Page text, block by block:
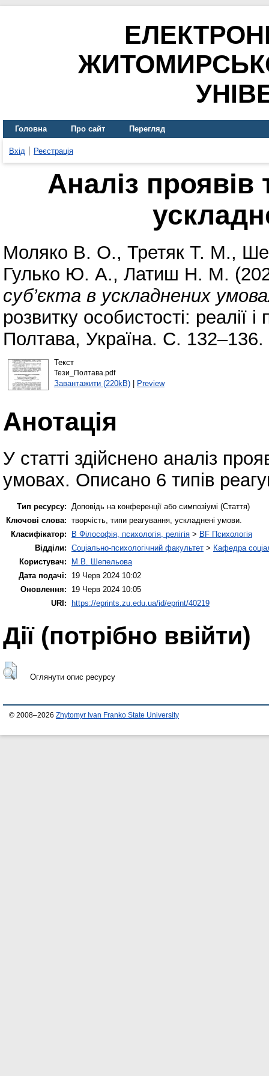
Головна Про сайт Перегляд
Вхід Реєстрація
Аналіз проявів
Моляко В. О., Третяк Т. М.,
Гулько Ю. А., Латиш Н. М.
суб’єкта в ускладнених
розвитку особистості: реалії
Полтава, Україна. С. 132–136.
Текст
Тези_Полтава.pdf
Завантажити (220kB)| Preview
Анотація
У статті здійснено аналіз
умовах. Описано 6 типів
Тип ресурсу:
Доповідь на конференції або симпозіумі (Стаття)
Ключові слова: творчість, типи реагування, ускладнені умови.
Класифікатор:
B Філософія, психологія, релігія > BF Психологія
Відділи: Соціально-психологічний факультет > Кафедра
Користувач:
М.В. Шепельова
Дата подачі:
19 Черв 2024 10:02
Оновлення:
19 Черв 2024 10:05
URI: https://eprints.zu.edu.ua/id/eprint/40219
Дії ​​(потрібно ввійти)
Оглянути опис ресурсу
© 2008–2026 Zhytomyr Ivan Franko State University